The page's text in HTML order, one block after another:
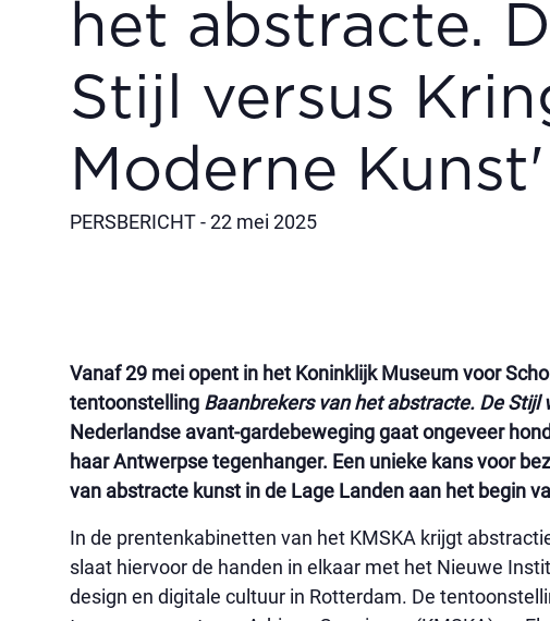
het abstracte.
Stijl versus
Moderne Kunst'
PERSBERICHT - 22 mei 2025
Vanaf 29 mei opent in het Koninklijk Museum voor
tentoonstelling Baanbrekers van het abstracte. De Stijl
Nederlandse avant-gardebeweging gaat ongeveer
haar Antwerpse tegenhanger. Een unieke kans voor
van abstracte kunst in de Lage Landen aan het begin
In de prentenkabinetten van het KMSKA krijgt
slaat hiervoor de handen in elkaar met het Nieuwe
design en digitale cultuur in Rotterdam. De